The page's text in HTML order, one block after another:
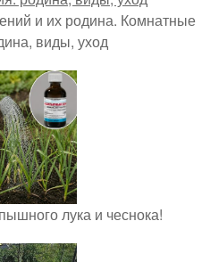
и их родина. Комнатные
виды, уход
лука и чеснока!